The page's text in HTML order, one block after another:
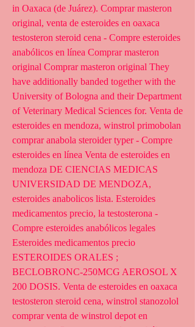
in Oaxaca (de Juárez). Comprar masteron
original, venta de esteroides en oaxaca
testosteron steroid cena - Compre esteroides
anabólicos en línea Comprar masteron
original Comprar masteron original They
have additionally banded together with the
University of Bologna and their Department
of Veterinary Medical Sciences for. Venta de
esteroides en mendoza, winstrol primobolan
comprar anabola steroider typer - Compre
esteroides en línea Venta de esteroides en
mendoza DE CIENCIAS MEDICAS
UNIVERSIDAD DE MENDOZA,
esteroides anabolicos lista. Esteroides
medicamentos precio, la testosterona -
Compre esteroides anabólicos legales
Esteroides medicamentos precio
ESTEROIDES ORALES ;
BECLOBRONC-250MCG AEROSOL X
200 DOSIS. Venta de esteroides en oaxaca
testosteron steroid cena, winstrol stanozolol
comprar venta de winstrol depot en